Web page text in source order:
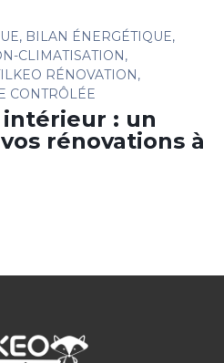
, BILAN ÉNERGÉTIQUE,
CLIMATISATION,
RÉNOVATION,
CONTRÔLÉE
intérieur : un
rénovations à